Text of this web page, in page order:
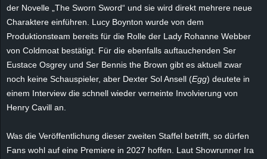
der Novelle „The Sworn Sword“ und sie wird direkt mehrere neue
Charaktere einführen. Lucy Boynton wurde von dem
Produktionsteam bereits für die Rolle der Lady Rohanne Webber
von Coldmoat bestätigt. Für die ebenfalls auftauchenden Ser
Eustace Osgrey und Ser Bennis the Brown gibt es aktuell zwar
noch keine Schauspieler, aber Dexter Sol Ansell (Egg) deutete in
einem Interview die schnell wieder verneinte Involvierung von
Henry Cavill an.
Was die Veröffentlichung dieser zweiten Staffel betrifft, so dürfen
Fans wohl auf eine Premiere in 2027 hoffen. Laut Showrunner Ira